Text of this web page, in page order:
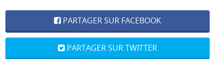
PARTAGER SUR FACEBOOK
PARTAGER SUR TWITTER